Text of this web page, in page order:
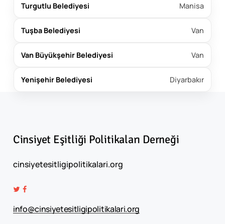
Turgutlu Belediyesi Manisa
Tuşba Belediyesi Van
Van Büyükşehir Belediyesi Van
Yenişehir Belediyesi Diyarbakır
Cinsiyet Eşitliği Politikaları Derneği
cinsiyetesitligipolitikalari.org
info@cinsiyetesitligipolitikalari.org